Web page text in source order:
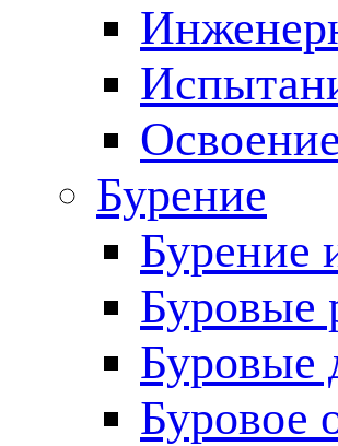
Бурение
Бурение
Буровые
Буровые
Буровое